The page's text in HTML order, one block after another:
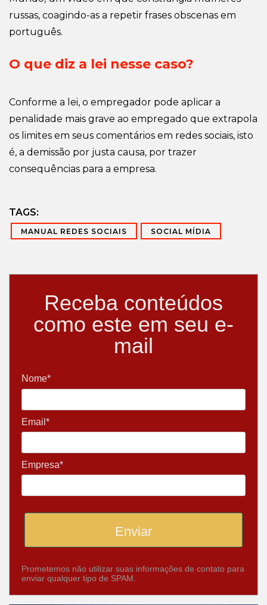
russas, coagindo-as a repetir frases obscenas em
português.
O que diz a lei nesse caso?
Conforme a lei, o empregador pode aplicar a
penalidade mais grave ao empregado que extrapola
os limites em seus comentários em redes sociais, isto
é, a demissão por justa causa, por trazer
consequências para a empresa.
TAGS:
MANUAL REDES SOCIAIS SOCIAL MÍDIA
Receba conteúdos
como este em seu e-
mail
Nome*
Email*
Empresa*
Enviar
Prometemos não utilizar suas informações de contato para
enviar qualquer tipo de SPAM.